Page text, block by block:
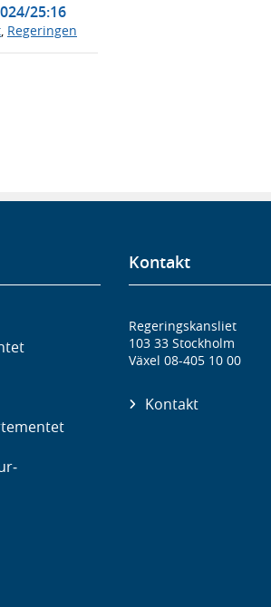
25:16
Regeringen
Kontakt
Regeringskansliet
103 33 Stockholm
Växel 08-405 10 00
Kontakt